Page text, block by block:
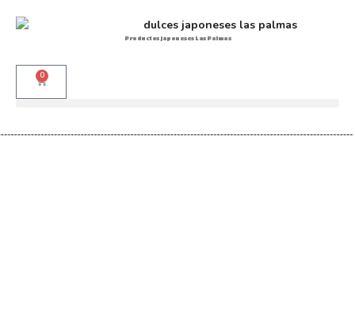
Productos japoneses Las Palmas
0